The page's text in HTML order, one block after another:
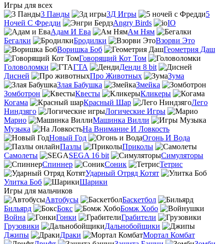
Игры для всех
3 Панды
3Д Игры
5
Ночей С Фредди
Angry Birds
IO
Адам И Ева
Ам Ням
Бегалки
Бродилки
Взорви Это
Воришка Боб
Геометрия Даш
Говорящий Кот Том
Головоломки
ГТА
Денди 8 bit
Дисней
Про Животных
Зума
Злая Бабушка
Змейка
Зомботрон
Квесты
Кликеры
Когама
Красный Шар
Лего
Ниндзяго
Логические Игры
Марио
Машинка Вилли
Музыка
На Внимание И Ловкость
Новый Год
Огонь И Вода
Пазлы
Приколы
Самолеты
SEGA 16 bit
Симуляторы
Спиннер
Соник
Тетрис
Ударный Отряд Котят
Улитка Боб
Шарики
Игры для мальчиков
Автобусы
Баскетбол
Бильярд
Бокс
Бомж Хобо
Война
Гонки
Грабители
Грузовики
Дальнобойщики
Джипы
Драки
Мортал Комбат